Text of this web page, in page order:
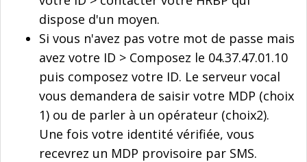
dispose d'un moyen.
Si vous n'avez pas votre mot de passe mais
avez votre ID > Composez le 04.37.47.01.10
puis composez votre ID. Le serveur vocal
vous demandera de saisir votre MDP (choix
1) ou de parler à un opérateur (choix2).
Une fois votre identité vérifiée, vous
recevrez un MDP provisoire par SMS.